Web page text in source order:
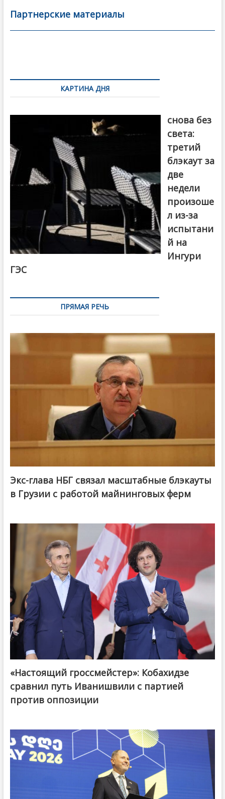
b
o
er l
а
в
Партнерские материалы
по
записямКАРТИНА ДНЯ
снова без
света:
третий
блэкаут за
две
недели
произоше
л из-за
испытани
й на
Ингури
ГЭС
ПРЯМАЯ РЕЧЬ
Экс-глава НБГ связал масштабные блэкауты
в Грузии с работой майнинговых ферм
@ქართული ოცნება / Georgian Dream
«Настоящий гроссмейстер»: Кобахидзе
сравнил путь Иванишвили с партией
против оппозиции